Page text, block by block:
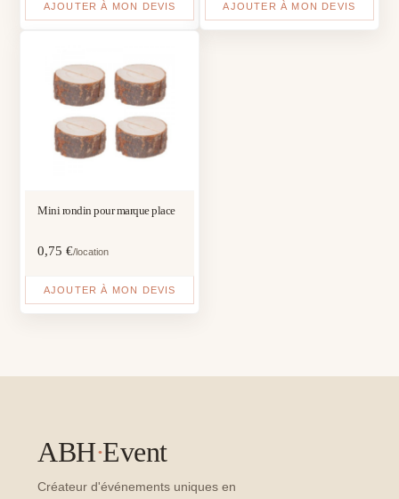
AJOUTER À MON DEVIS AJOUTER À MON DEVIS
Mini rondin pour marque place
0,75€/location
AJOUTER À MON DEVIS
ABH·Event
Créateur d'événements uniques en